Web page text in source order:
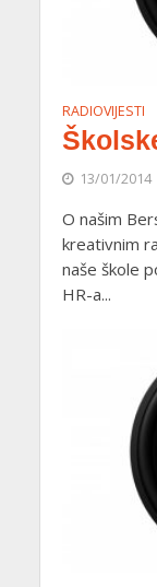
RADIOVIJESTI
13/01/2014
O našim
kreativnim
naše škole
HR-a...